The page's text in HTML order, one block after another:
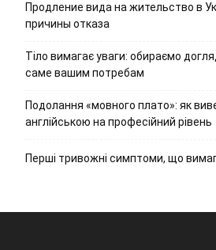
Продление вида на жительство в
причины отказа
Тіло вимагає уваги: обираємо
саме вашим потребам
Подолання «мовного плато»: як
англійською на професійний рівень
Перші тривожні симптоми, що